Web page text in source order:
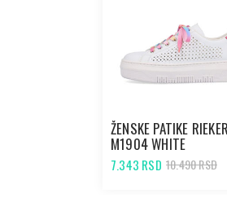
ŽENSKE PATIKE RIEKER
M1904 WHITE
7.343 RSD 10.490 RSD